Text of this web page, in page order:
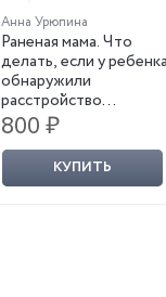
Анна Урюпина
Раненая мама. Что
делать, если у
обнаружили
расстройство
аутистического
спектра
800 ₽
КУПИТЬ